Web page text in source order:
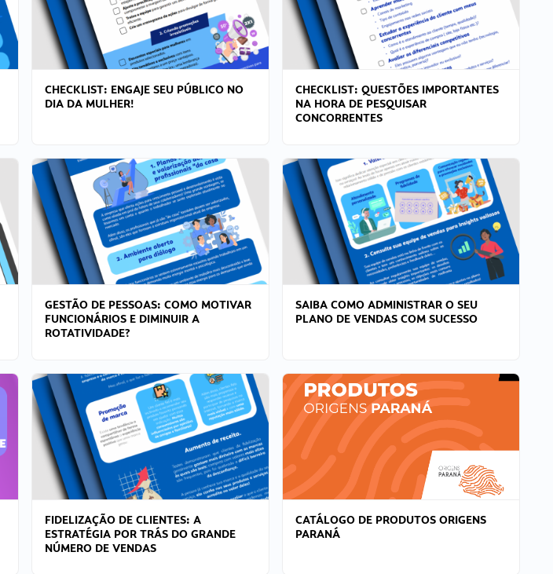
CHECKLIST: ENGAJE SEU PÚBLICO NO
DIA DA MULHER!
CHECKLIST: QUESTÕES IMPORTANTES
NA HORA DE PESQUISAR
CONCORRENTES
GESTÃO DE PESSOAS: COMO MOTIVAR
FUNCIONÁRIOS E DIMINUIR A
ROTATIVIDADE?
SAIBA COMO ADMINISTRAR O SEU
PLANO DE VENDAS COM SUCESSO
FIDELIZAÇÃO DE CLIENTES: A
ESTRATÉGIA POR TRÁS DO GRANDE
NÚMERO DE VENDAS
CATÁLOGO DE PRODUTOS ORIGENS
PARANÁ